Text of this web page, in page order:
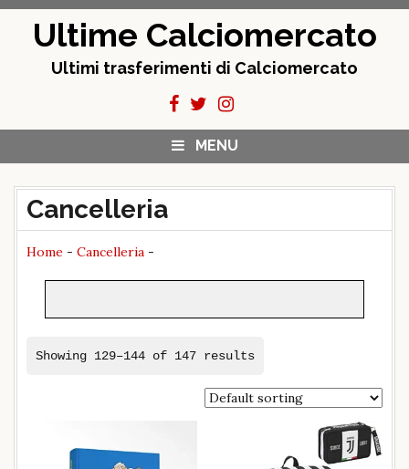
Ultime Calciomercato
Ultimi trasferimenti di Calciomercato
MENU
Cancelleria
Home - Cancelleria -
Showing 129–144 of 147 results